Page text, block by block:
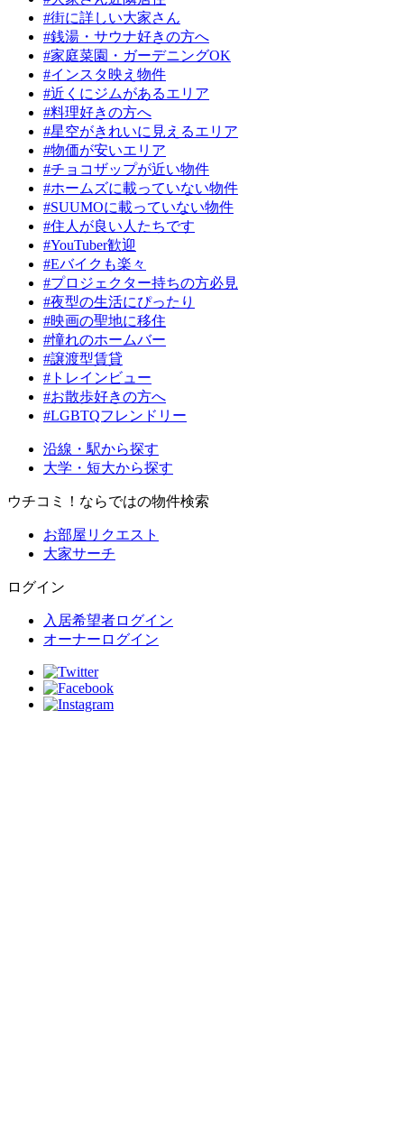
#街に詳しい大家さん
#銭湯・サウナ好きの方へ
#家庭菜園・ガーデニングOK
#インスタ映え物件
#近くにジムがあるエリア
#料理好きの方へ
#星空がきれいに見えるエリア
#物価が安いエリア
#チョコザップが近い物件
#ホームズに載っていない物件
#SUUMOに載っていない物件
#住人が良い人たちです
#YouTuber歓迎
#Eバイクも楽々
#プロジェクター持ちの方必見
#夜型の生活にぴったり
#映画の聖地に移住
#憧れのホームバー
#譲渡型賃貸
#トレインビュー
#お散歩好きの方へ
#LGBTQフレンドリー
沿線・駅から探す
大学・短大から探す
ウチコミ！ならではの物件検索
お部屋リクエスト
大家サーチ
ログイン
入居希望者ログイン
オーナーログイン